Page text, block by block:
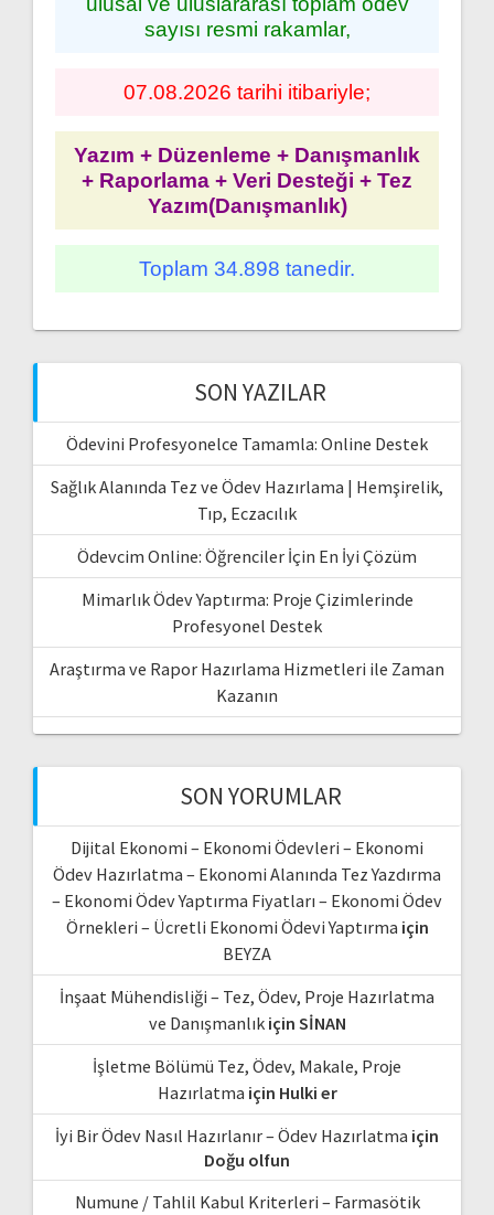
sayısı resmi rakamlar,
07.08.2026 tarihi itibariyle;
Yazım + Düzenleme + Danışmanlık
+ Raporlama + Veri Desteği + Tez
Yazım(Danışmanlık)
Toplam 34.898 tanedir.
SON YAZILAR
Ödevini Profesyonelce Tamamla: Online Destek
Sağlık Alanında Tez ve Ödev Hazırlama | Hemşirelik,
Tıp, Eczacılık
Ödevcim Online: Öğrenciler İçin En İyi Çözüm
Mimarlık Ödev Yaptırma: Proje Çizimlerinde
Profesyonel Destek
Araştırma ve Rapor Hazırlama Hizmetleri ile Zaman
Kazanın
SON YORUMLAR
Dijital Ekonomi – Ekonomi Ödevleri – Ekonomi
Ödev Hazırlatma – Ekonomi Alanında Tez Yazdırma
– Ekonomi Ödev Yaptırma Fiyatları – Ekonomi Ödev
Örnekleri – Ücretli Ekonomi Ödevi Yaptırma için
BEYZA
İnşaat Mühendisliği – Tez, Ödev, Proje Hazırlatma
ve Danışmanlıkiçin SİNAN
İşletme Bölümü Tez, Ödev, Makale, Proje
Hazırlatma için Hulki er
İyi Bir Ödev Nasıl Hazırlanır – Ödev Hazırlatma için
Doğu olfun
Numune / Tahlil Kabul Kriterleri – Farmasötik